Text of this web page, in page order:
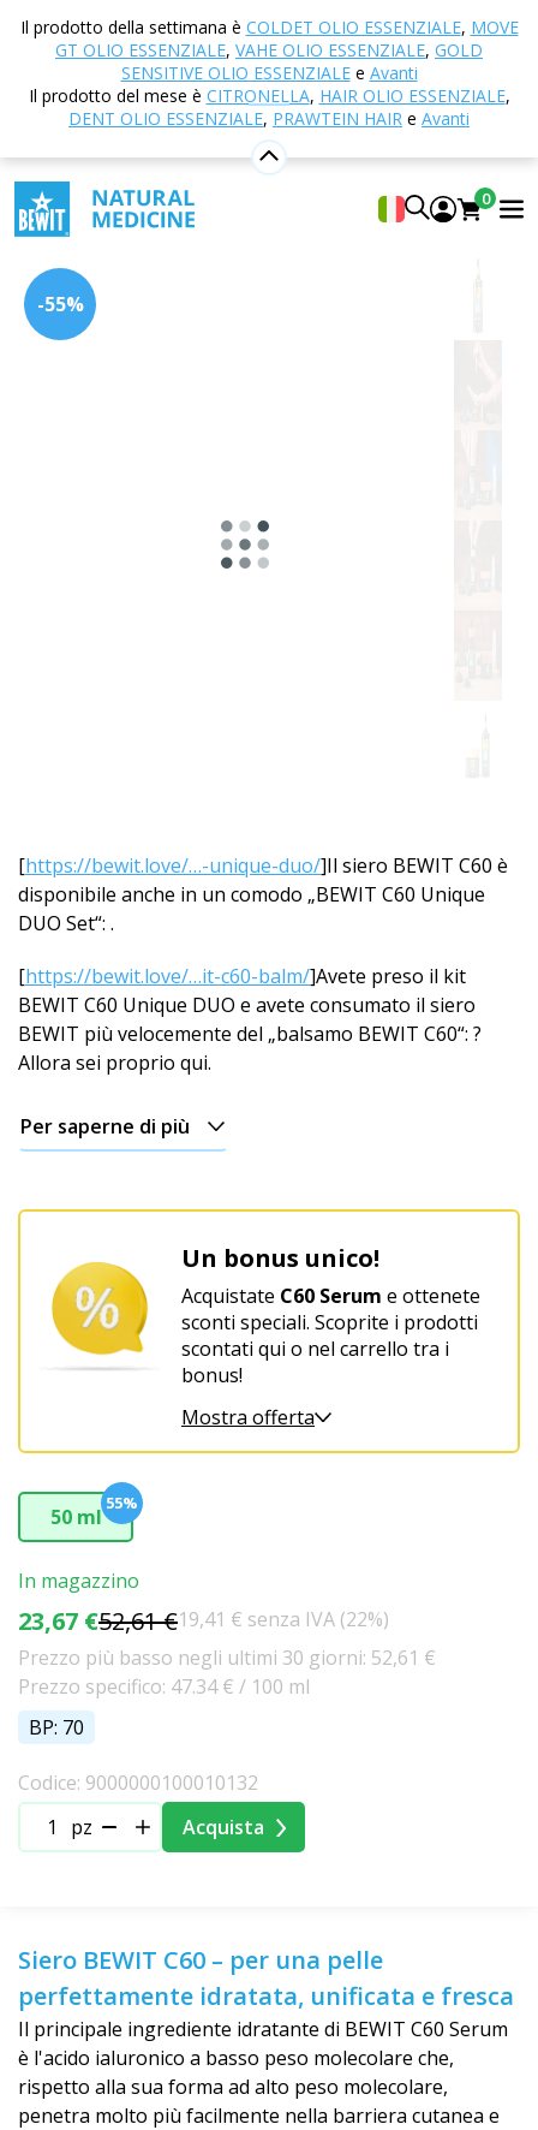
Il prodotto della settimana è COLDET OLIO ESSENZIALE, MOVE
GT OLIO ESSENZIALE, VAHE OLIO ESSENZIALE, GOLD
SENSITIVE OLIO ESSENZIALEe Avanti
Il prodotto del mese è CITRONELLA, HAIR OLIO ESSENZIALE,
DENT OLIO ESSENZIALE, PRAWTEIN HAIR e Avanti
0
Casa E-shop Cosmetici naturali
Serum
C60 Serum
Per una pelle perfettamente idratata, unificata e fresca
5 Mostra 17 Recensito da
-55%
[https://bewit.love/…-unique-duo/]Il siero BEWIT C60 è
disponibile anche in un comodo „BEWIT C60 Unique
DUO Set“: .
[https://bewit.love/…it-c60-balm/]Avete preso il kit
BEWIT C60 Unique DUO e avete consumato il siero
BEWIT più velocemente del „balsamo BEWIT C60“: ?
Allora sei proprio qui.
Per saperne di più
Un bonus unico!
Acquistate C60 Serum e ottenete
sconti speciali. Scoprite i prodotti
scontati qui o nel carrello tra i
bonus!
Mostra offerta
50 ml
55%
In magazzino
23,67 €52,61 €19,41 € senza IVA (22%)
Prezzo più basso negli ultimi 30 giorni: 52,61 €
Prezzo specifico: 47.34 € / 100 ml
BP: 70
Codice: 9000000100010132
pz
Acquista
Siero BEWIT C60 – per una pelle
perfettamente idratata, unificata e fresca
Il principale ingrediente idratante di BEWIT C60 Serum
è l'acido ialuronico a basso peso molecolare che,
rispetto alla sua forma ad alto peso molecolare,
penetra molto più facilmente nella barriera cutanea e